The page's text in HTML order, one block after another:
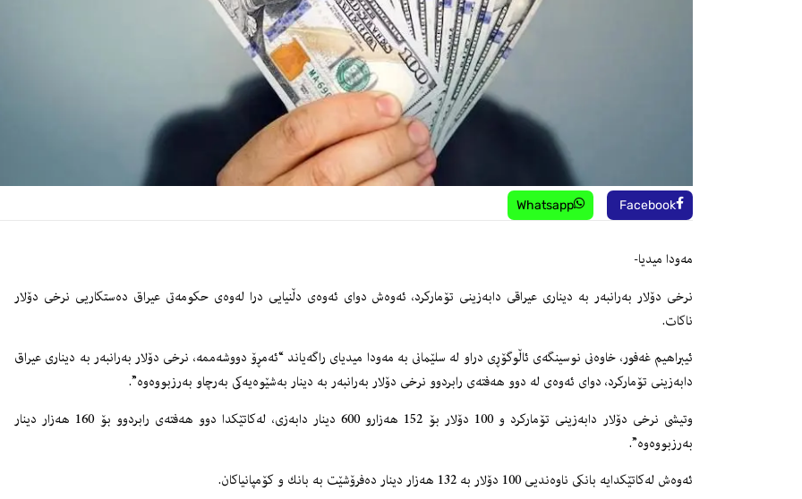
Facebook
Whatsapp
مه‌ودا میدیا-
نرخى دۆلار به‌رانبه‌ر به‌ دینارى عیراقى دابه‌زینى تۆماركرد، ئه‌وه‌ش دواى ئه‌وه‌ى دڵنیایی درا له‌وه‌ى حكومه‌تى عیراق ده‌ستكاریی نرخى دۆلار
ناكات.
ئیبراهیم غه‌فور، خاوه‌نى نوسینگه‌ى ئاڵوگۆڕى دراو له‌ سلێمانى به‌ مه‌ودا میدیاى راگه‌یاند “ئه‌مڕۆ دووشه‌ممه‌، نرخى دۆلار به‌رانبه‌ر به‌ دینارى عیراق
دابه‌زینى تۆماركرد، دواى ئه‌وه‌ى له‌ دوو هه‌فته‌ى رابردوو نرخى دۆلار به‌رانبه‌ر به‌ دینار به‌شێوه‌یه‌كى به‌رچاو به‌رزبووه‌وه‌”.
وتیشى نرخى دۆلار دابه‌زینى تۆماركرد و 100 دۆلار بۆ 152 هه‌زارو 600 دینار دابه‌زى، له‌كاتێكدا دوو هه‌فته‌ى رابردوو بۆ 160 هه‌زار دینار
به‌رزبووه‌وه‌”.
ئه‌وه‌ش له‌كاتێكدایه‌ بانكى ناوه‌ندیی 100 دۆلار به‌ 132 هه‌زار دینار ده‌فرۆشێت به‌ بانك و كۆمپانیاكان.